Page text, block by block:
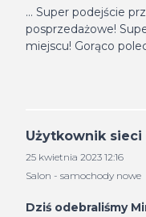
... Super podejście
posprzedażowe!
miejscu! Gorąco
Użytkownik sieci
25 kwietnia 2023 12:16
Salon - samochody nowe
Dziś odebraliśmy